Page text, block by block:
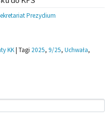
Prezydium
KK| Tagi 2025, 9/25, Uchwała,